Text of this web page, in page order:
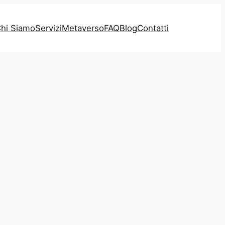
SiamoServiziMetaversoFAQBlogContatti